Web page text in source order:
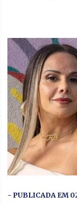
- PUBLICADA EM